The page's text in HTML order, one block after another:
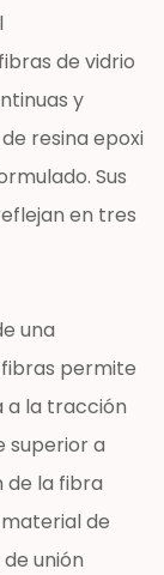
de vidrio
y
resina epoxi
Sus
en tres
una
permite
a la tracción
a
de la fibra
de
unión